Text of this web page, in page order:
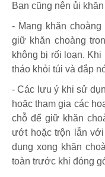
Bạn cũng nên ủi
- Mang khăn
giữ khăn choàng
không bị rối loạn.
tháo khỏi túi và đắp
- Các lưu ý khi sử
hoặc tham gia các
chỗ để giữ khăn
ướt hoặc trộn lẫn
dụng xong khăn
toàn trước khi đóng